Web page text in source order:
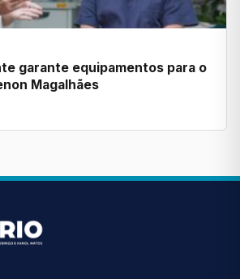
garante equipamentos para o
Magalhães